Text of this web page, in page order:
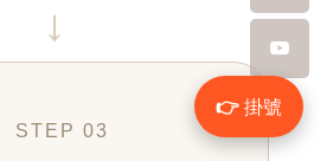
→
STEP 03
👉 掛號